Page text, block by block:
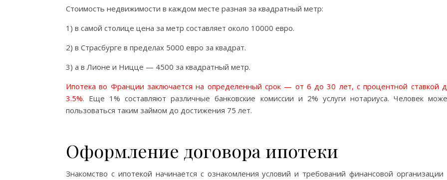
Стоимость недвижимости в каждом месте разная за квадратный метр:
1) в самой столице цена за метр составляет около 10000 евро.
2) в Страсбурге в пределах 5000 евро за квадрат.
3) а в Лионе и Ницце — 4500 за квадратный метр.
Ипотека во Франции заключается на определенный срок — от 6 до 30 лет, с процентной ставкой
3.5%. Еще 1% составляют различные банковские комиссии и 2% услуги нотариуса. Человек
пользоваться таким займом до достижения 75 лет.
Оформление договора ипотеки
Знакомство с ипотекой начинается с ознакомления условий и требований финансовой организации